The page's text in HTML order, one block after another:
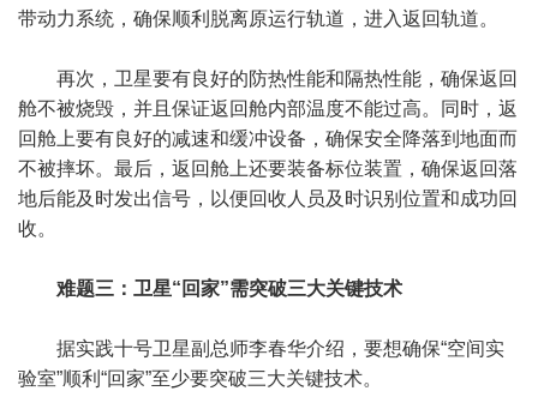
带动力系统，确保顺利脱离原运行轨道，进入返回轨道。
再次，卫星要有良好的防热性能和隔热性能，确保返回
舱不被烧毁，并且保证返回舱内部温度不能过高。同时，返
回舱上要有良好的减速和缓冲设备，确保安全降落到地面而
不被摔坏。最后，返回舱上还要装备标位装置，确保返回落
地后能及时发出信号，以便回收人员及时识别位置和成功回
收。
难题三：卫星“回家”需突破三大关键技术
据实践十号卫星副总师李春华介绍，要想确保“空间实
验室”顺利“回家”至少要突破三大关键技术。